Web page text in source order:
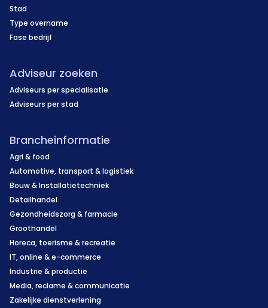
Stad
Type overname
Fase bedrijf
Adviseur zoeken
Adviseurs per specialisatie
Adviseurs per stad
Brancheinformatie
Agri & food
Automotive, transport & logistiek
Bouw & Installatietechniek
Detailhandel
Gezondheidszorg & farmacie
Groothandel
Horeca, toerisme & recreatie
IT, online & e-commerce
Industrie & productie
Media, reclame & communicatie
Zakelijke dienstverlening